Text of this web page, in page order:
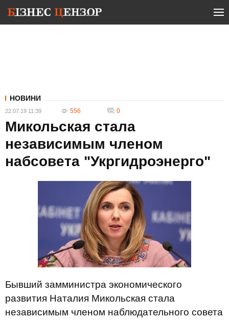
НОВИНИ
22.07.19 11:39 556 0
Микольская стала
независимым членом
набсовета "Укргидроэнерго"
Бывший замминистра экономического
развития Наталия Микольская стала
независимым членом наблюдательного совета